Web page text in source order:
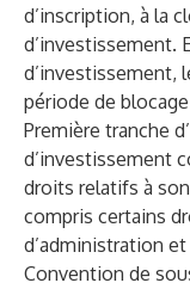
d’inscription, à la
d’investissement.
d’investissement,
période de
Première tranche
d’investissement
droits relatifs à
compris certains
d’administration
Convention de